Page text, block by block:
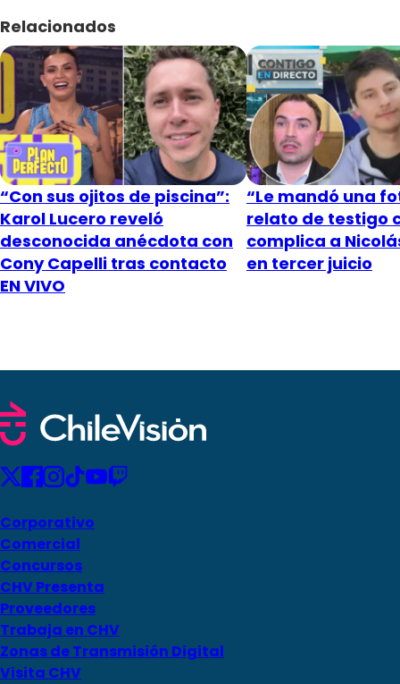
Relacionados
“Con sus ojitos de piscina”:
Karol Lucero reveló
desconocida anécdota con
Cony Capelli tras contacto
EN VIVO
“Le mandó una
relato de testigo
complica a
en tercer juicio
Corporativo
Comercial
Concursos
CHV Presenta
Proveedores
Trabaja en CHV
Zonas de Transmisión Digital
Visita CHV